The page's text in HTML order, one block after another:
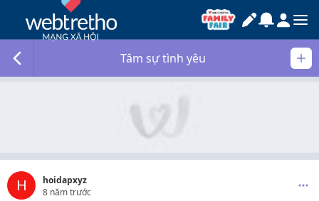
Tâm sự tình yêu
H
hoidapxyz
8 năm trước